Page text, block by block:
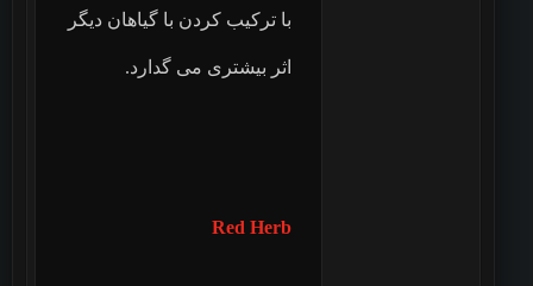
با ترکیب کردن با گیاهان دیگر
اثر بیشتری می گدارد.
Red Herb